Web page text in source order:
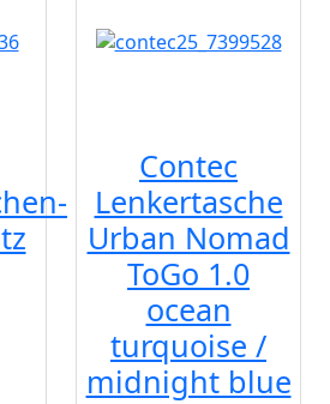
Contec
Lenkertasche
Urban Nomad
ToGo 1.0
ocean
turquoise /
midnight blue